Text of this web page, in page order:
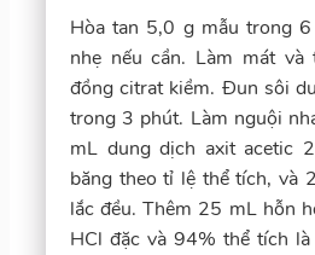
Hòa tan 5,0 g mẫu trong
nhẹ nếu cần. Làm mát
đồng citrat kiềm. Đun sôi
trong 3 phút. Làm nguội
mL dung dịch axit acetic
băng theo tỉ lệ thể tích, và
lắc đều. Thêm 25 mL hỗn
HCl đặc và 94% thể tích